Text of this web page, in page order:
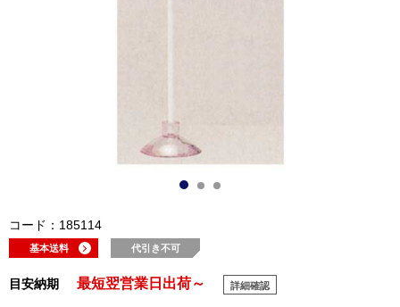
コード：185114
基本送料 代引き不可
目安納期 最短翌営業日出荷～ 詳細確認